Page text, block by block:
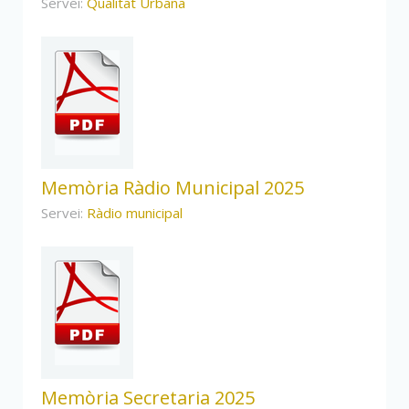
Memòria Ràdio Municipal 2025
Servei: Ràdio municipal
Memòria Secretaria 2025